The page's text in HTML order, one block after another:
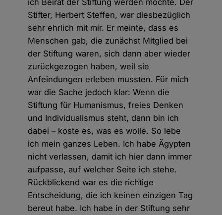
Stifter, Herbert Steffen, war diesbezüglich
sehr ehrlich mit mir. Er meinte, dass es
Menschen gab, die zunächst Mitglied bei
der Stiftung waren, sich dann aber wieder
zurückgezogen haben, weil sie
Anfeindungen erleben mussten. Für mich
war die Sache jedoch klar: Wenn die
Stiftung für Humanismus, freies Denken
und Individualismus steht, dann bin ich
dabei – koste es, was es wolle. So lebe
ich mein ganzes Leben. Ich habe Ägypten
nicht verlassen, damit ich hier dann immer
aufpasse, auf welcher Seite ich stehe.
Rückblickend war es die richtige
Entscheidung, die ich keinen einzigen Tag
bereut habe. Ich habe in der Stiftung sehr